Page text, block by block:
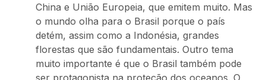
China e União Europeia, que emitem muito. Mas
o mundo olha para o Brasil porque o país
detém, assim como a Indonésia, grandes
florestas que são fundamentais. Outro tema
muito importante é que o Brasil também pode